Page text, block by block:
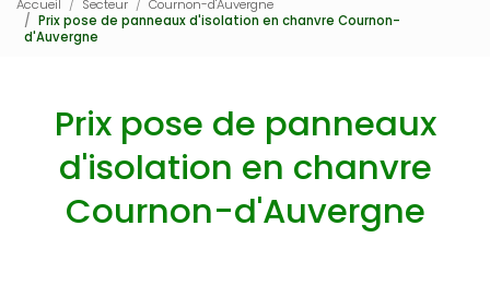
Accueil Secteur
Cournon-d'Auvergne
Prix pose de panneaux d'isolation en chanvre Cournon-
d'Auvergne
Prix pose de panneaux
d'isolation en chanvre
Cournon-d'Auvergne